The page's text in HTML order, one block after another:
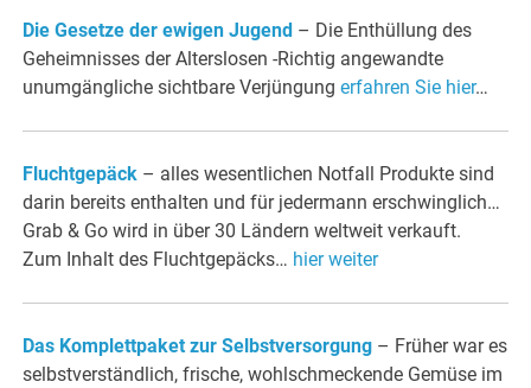
Die Gesetze der ewigen Jugend – Die Enthüllung des
Geheimnisses der Alterslosen -Richtig angewandte
unumgängliche sichtbare Verjüngungerfahren Sie hier…
Fluchtgepäck – alles wesentlichen Notfall Produkte sind
darin bereits enthalten und für jedermann erschwinglich…
Grab & Go wird in über 30 Ländern weltweit verkauft.
Zum Inhalt des Fluchtgepäcks… hier weiter
Das Komplettpaket zur Selbstversorgung – Früher war es
selbstverständlich, frische, wohlschmeckende Gemüse im